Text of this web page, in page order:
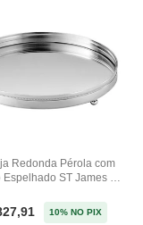
Redonda Pérola com
Espelhado ST James -
10% NO PIX